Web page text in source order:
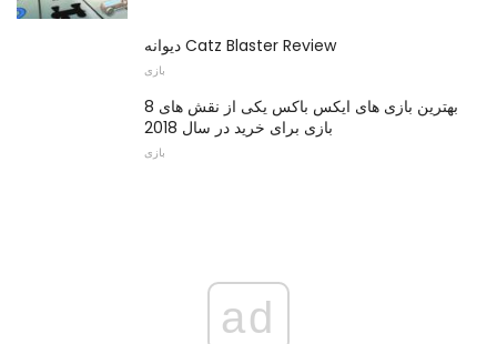
دیوانه Catz Blaster Review
بازی
8 بهترین بازی های ایکس باکس یکی از نقش های
بازی برای خرید در سال 2018
بازی
ad